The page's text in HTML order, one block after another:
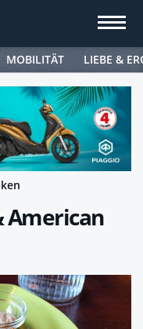
MOBILITÄT LIEBE &
American